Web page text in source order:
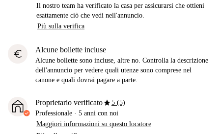
Il nostro team ha verificato la casa per assicurarsi che ottieni
esattamente ciò che vedi nell'annuncio.
Più sulla verifica
euro Alcune bollette incluse
Alcune bollette sono incluse, altre no. Controlla la descrizione
dell'annuncio per vedere quali utenze sono comprese nel
canone e quali dovrai pagare a parte.
Proprietario verificatostar5 (5)
Professionale · 5 anni con noi
Maggiori informazioni su questo locatore